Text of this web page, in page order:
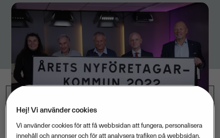
Hej! Vi använder cookies
Vi använder cookies för att få webbsidan att fungera, personalisera
innehåll och annonser och för att analysera trafiken på webbsidan.